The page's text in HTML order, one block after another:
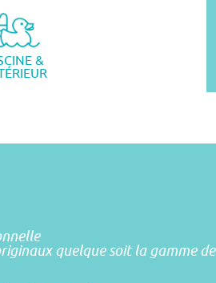
&
quelque soit la gamme de